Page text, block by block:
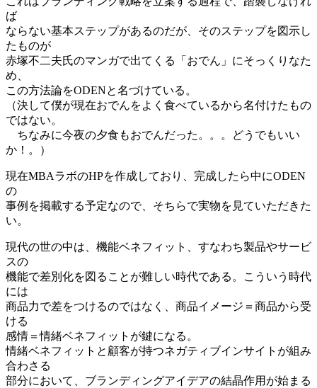
ば
ならない基本ステップがあるのだが、そのステップを図示し
たものが
赤塚不二夫氏のマンガで出てくる「おでん」にそっくりなた
め、
この方法論をODENと名づけている。
（決して僕が現在おでんをよく食べているから名付けたもの
ではない。
ちなみに今夜の夕食もおでんだった。。。どうでもいい
か！。）
現在MBAラボのHPを作成しており、完成したら中にODEN
の
事例を掲載する予定なので、そちらで実物を見ていただきた
い。
現代の世の中は、機能ベネフィット、すなわち製品やサービ
スの
機能で差別化を図ることが難しい時代である。こういう時代
には
商品力で差をつけるのではなく、商品イメージ＝商品から受
ける
感情＝情緒ベネフィットが鍵になる。
情緒ベネフィットと顧客が持つネガティブインサイトが組み
合わさる
部分において、ブランディングアイデアの結晶作用が始まる